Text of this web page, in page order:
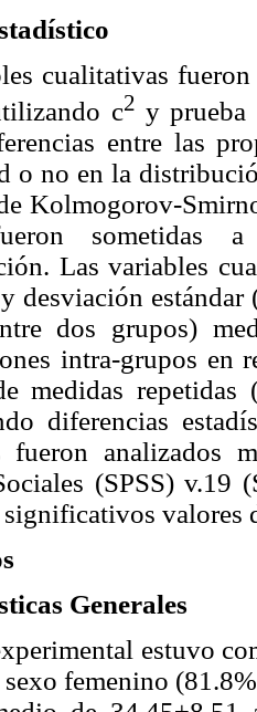
cualitativas
c2 y prueba
entre las
o no en la
Kolmogorov-
sometidas
Las variables
desviación
dos grupos)
intra-grupos
medidas
diferencias
fueron analizados
(SPSS) v.19
significativos valores
Generales
estuvo
femenino